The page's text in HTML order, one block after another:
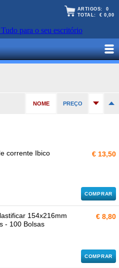
ARTIGOS: 0
TOTAL: € 0,00
NOME PREÇO
corrente Ibico € 13,50
COMPRAR
154x216mm
- 100 Bolsas
€ 8,80
COMPRAR